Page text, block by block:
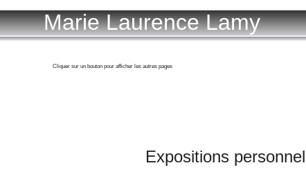
Marie Laurence Lamy
Cliquer sur un bouton pour afficher les autres pages
Expositions